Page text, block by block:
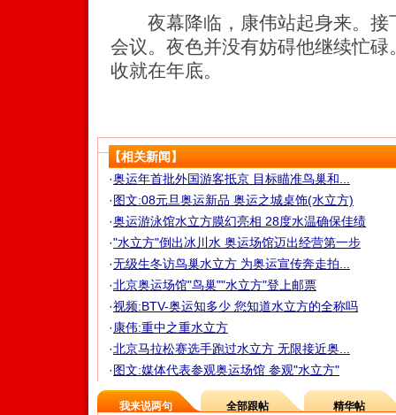
夜幕降临，康伟站起身来。接
会议。夜色并没有妨碍他继续忙
收就在年底。
【相关新闻】
·奥运年首批外国游客抵京 目标瞄准鸟巢和...
·图文:08元旦奥运新品 奥运之城桌饰(水立方)
·奥运游泳馆水立方膜幻亮相 28度水温确保佳绩
·"水立方"倒出冰川水 奥运场馆迈出经营第一步
·无级生冬访鸟巢水立方 为奥运宣传奔走拍...
·北京奥运场馆"鸟巢""水立方"登上邮票
·视频:BTV-奥运知多少 您知道水立方的全称吗
· 康伟:重中之重水立方
·北京马拉松赛选手跑过水立方 无限接近奥...
·图文:媒体代表参观奥运场馆 参观"水立方"
我来说两句 全部跟帖 精华帖